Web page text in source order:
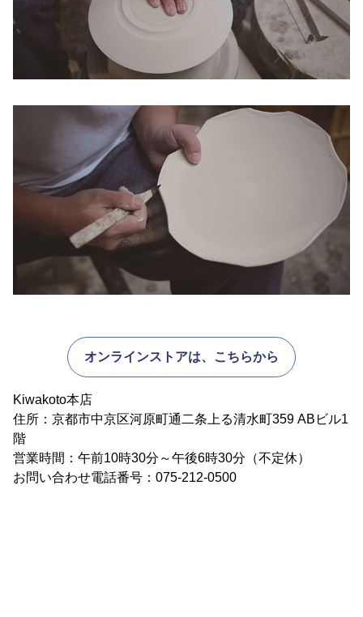
オンラインストアは、こちらから
Kiwakoto本店
住所：京都市中京区河原町通二条上る清水町359 ABビル1
階
営業時間：午前10時30分～午後6時30分（不定休）
お問い合わせ電話番号：075-212-0500